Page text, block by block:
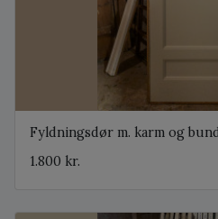
Fyldningsdør m. karm og
1.800 kr.